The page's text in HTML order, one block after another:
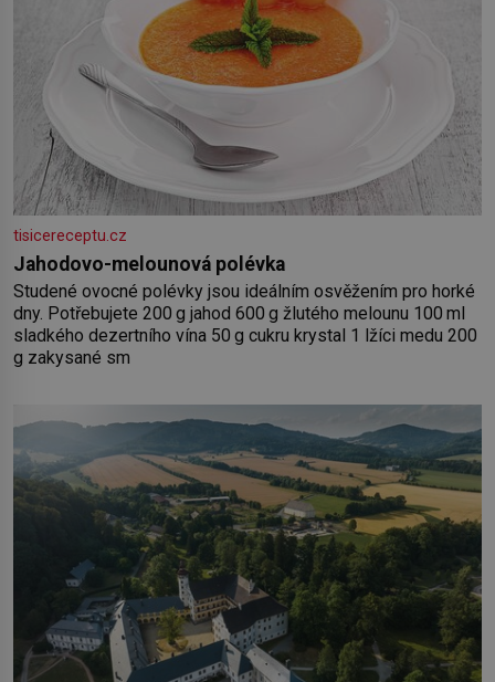
tisicereceptu.cz
Jahodovo-melounová polévka
Studené ovocné polévky jsou ideálním osvěžením pro horké
dny. Potřebujete 200 g jahod 600 g žlutého melounu 100 ml
sladkého dezertního vína 50 g cukru krystal 1 lžíci medu 200
g zakysané sm